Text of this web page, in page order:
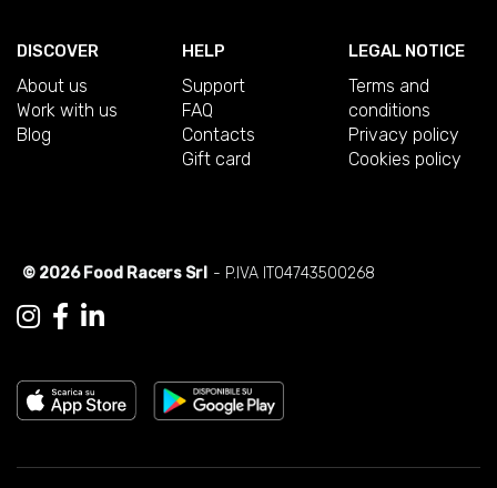
DISCOVER
About us
Work with us
Blog
HELP
Support
FAQ
Contacts
Gift card
LEGAL NOTICE
Terms and
conditions
Privacy policy
Cookies policy
© 2026 Food Racers Srl - P.IVA IT04743500268